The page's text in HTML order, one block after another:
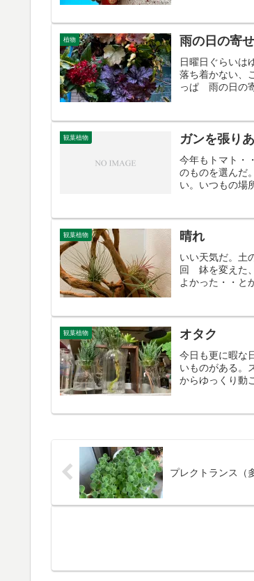
植物 雨の日の寄
日曜日ぐらいは
落ち着かない、
っぱ 雨の日の
観葉植物 ガンを張り
今年もトマト・
のものを選んだ
い。いつもの場
観葉植物 晴れ
いい天気だ。土
回 鉢を変えた
よかった・・と
観葉植物 オタク
今日も更に暇な
いものがある。
からゆっくり動
プレクトランス（